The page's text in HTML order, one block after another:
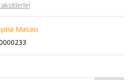
Masası